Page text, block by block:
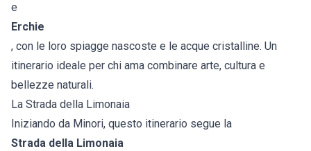
e
Erchie
, con le loro spiagge nascoste e le acque cristalline. Un
itinerario ideale per chi ama combinare arte, cultura e
bellezze naturali.
La Strada della Limonaia
Iniziando da Minori, questo itinerario segue la
Strada della Limonaia